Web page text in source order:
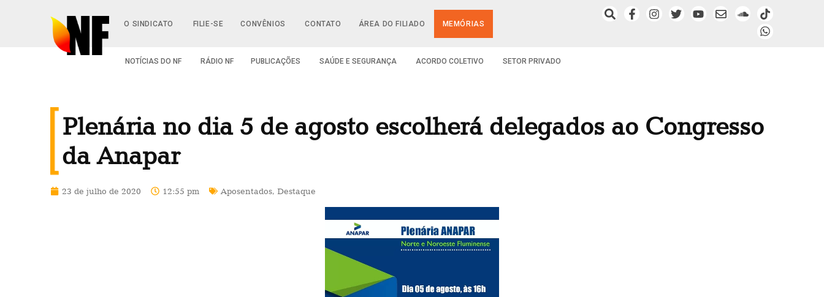
O SINDICATO FILIE-SE CONVÊNIOS CONTATO ÁREA DO FILIADO MEMÓRIAS
NOTÍCIAS DO NF RÁDIO NF PUBLICAÇÕES SAÚDE E SEGURANÇA ACORDO COLETIVO SETOR PRIVADO
Plenária no dia 5 de agosto escolherá delegados ao Congresso
da Anapar
23 de julho de 2020 12:55 pm Aposentados, Destaque